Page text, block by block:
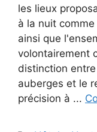
les lieux
à la nuit
ainsi que
volontairement
distinction
auberges et le
précision à ...